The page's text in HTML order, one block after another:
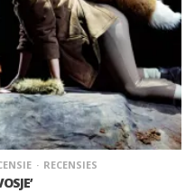
RECENSIES